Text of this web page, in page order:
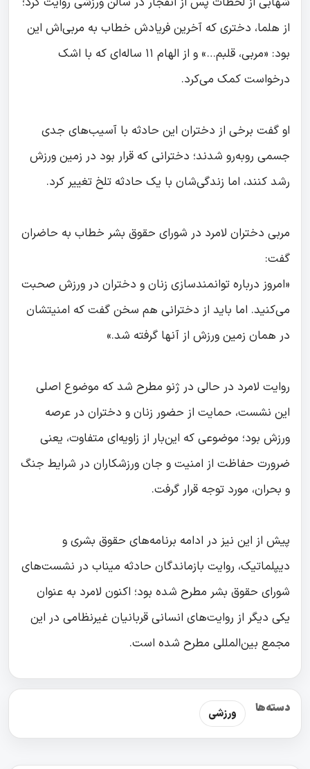
از هلما، دختری که آخرین فریادش خطاب به مربی‌اش این
بود: «مربی، قلبم…» و از الهام ۱۱ ساله‌ای که با اشک
درخواست کمک می‌کرد.
او گفت برخی از دختران این حادثه با آسیب‌های جدی
جسمی روبه‌رو شدند؛ دخترانی که قرار بود در زمین ورزش
رشد کنند، اما زندگی‌شان با یک حادثه تلخ تغییر کرد.
مربی دختران لامرد در شورای حقوق بشر خطاب به حاضران
گفت:
«امروز درباره توانمندسازی زنان و دختران در ورزش صحبت
می‌کنید. اما باید از دخترانی هم سخن گفت که امنیتشان
در همان زمین ورزش از آنها گرفته شد.»
روایت لامرد در حالی در ژنو مطرح شد که موضوع اصلی
این نشست، حمایت از حضور زنان و دختران در عرصه
ورزش بود؛ موضوعی که این‌بار از زاویه‌ای متفاوت، یعنی
ضرورت حفاظت از امنیت و جان ورزشکاران در شرایط جنگ
و بحران، مورد توجه قرار گرفت.
پیش از این نیز در ادامه برنامه‌های حقوق بشری و
دیپلماتیک، روایت بازماندگان حادثه میناب در نشست‌های
شورای حقوق بشر مطرح شده بود؛ اکنون لامرد به عنوان
یکی دیگر از روایت‌های انسانی قربانیان غیرنظامی در این
مجمع بین‌المللی مطرح شده است.
دسته‌ها ورزشی